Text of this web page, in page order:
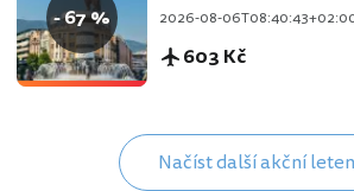
- 67 % 2026-08-
603 Kč
Načíst další akční